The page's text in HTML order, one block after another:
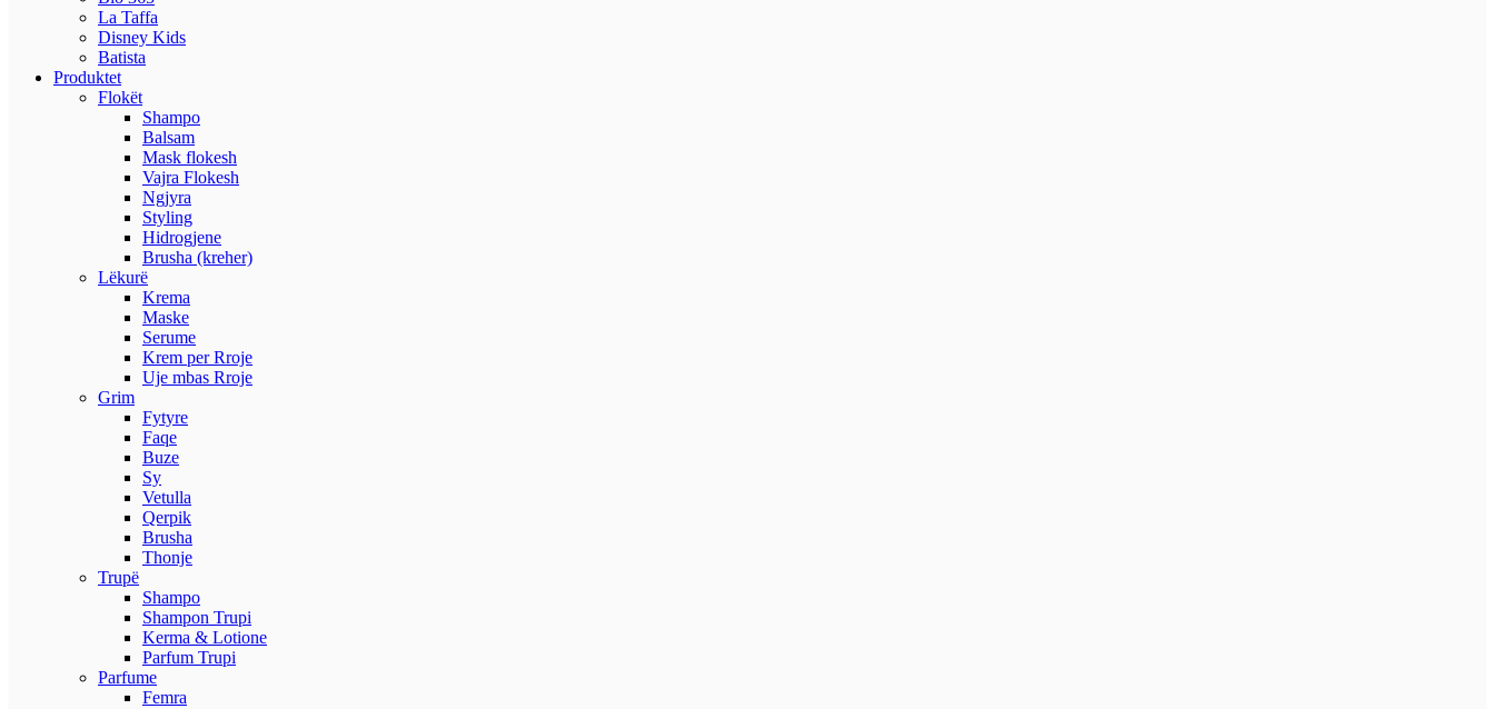
La Taffa
Disney Kids
Batista
Produktet
Flokët
Shampo
Balsam
Mask flokesh
Vajra Flokesh
Ngjyra
Styling
Hidrogjene
Brusha (kreher)
Lëkurë
Krema
Maske
Serume
Krem per Rroje
Uje mbas Rroje
Grim
Fytyre
Faqe
Buze
Sy
Vetulla
Qerpik
Brusha
Thonje
Trupë
Shampo
Shampon Trupi
Kerma & Lotione
Parfum Trupi
Parfume
Femra